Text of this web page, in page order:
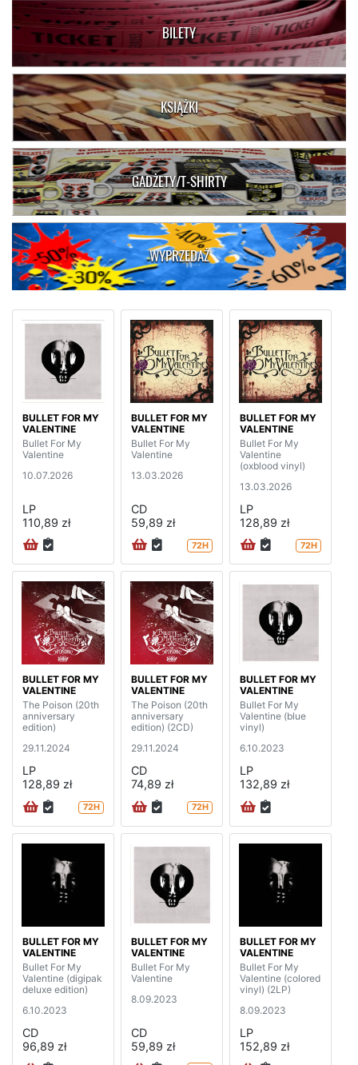
BILETY
KSIĄŻKI
GADŻETY/T-SHIRTY
WYPRZEDAŻ
BULLET FOR MY
VALENTINE
Bullet For My
Valentine
10.07.2026
LP
110,89 zł
BULLET FOR MY
VALENTINE
Bullet For My
Valentine
13.03.2026
CD
59,89 zł
72H
BULLET FOR MY
VALENTINE
Bullet For My
Valentine
(oxblood vinyl)
13.03.2026
LP
128,89 zł
72H
BULLET FOR MY
VALENTINE
The Poison (20th
anniversary
edition)
29.11.2024
LP
128,89 zł
72H
BULLET FOR MY
VALENTINE
The Poison (20th
anniversary
edition) (2CD)
29.11.2024
CD
74,89 zł
72H
BULLET FOR MY
VALENTINE
Bullet For My
Valentine (blue
vinyl)
6.10.2023
LP
132,89 zł
BULLET FOR MY
VALENTINE
Bullet For My
Valentine (digipak
deluxe edition)
6.10.2023
CD
96,89 zł
BULLET FOR MY
VALENTINE
Bullet For My
Valentine
8.09.2023
CD
59,89 zł
BULLET FOR MY
VALENTINE
Bullet For My
Valentine (colored
vinyl) (2LP)
8.09.2023
LP
152,89 zł